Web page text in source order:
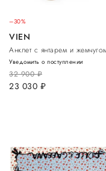
–30%
VIEN
Анклет с янтарем и
32 900руб.
23 030 руб.
Уведомить о поступлении